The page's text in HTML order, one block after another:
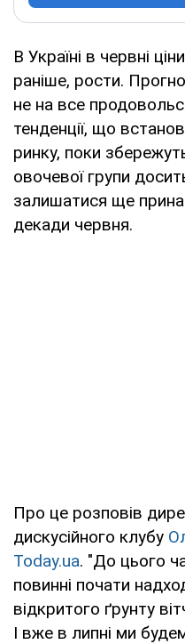
В Україні в червні
раніше, рости.
не на все
тенденції, що
ринку, поки
овочевої групи
залишатися ще
декади червня.
Про це розповів
дискусійного клубу
Today.ua. "До цього
повинні почати
відкритого ґрунту
І вже в липні ми